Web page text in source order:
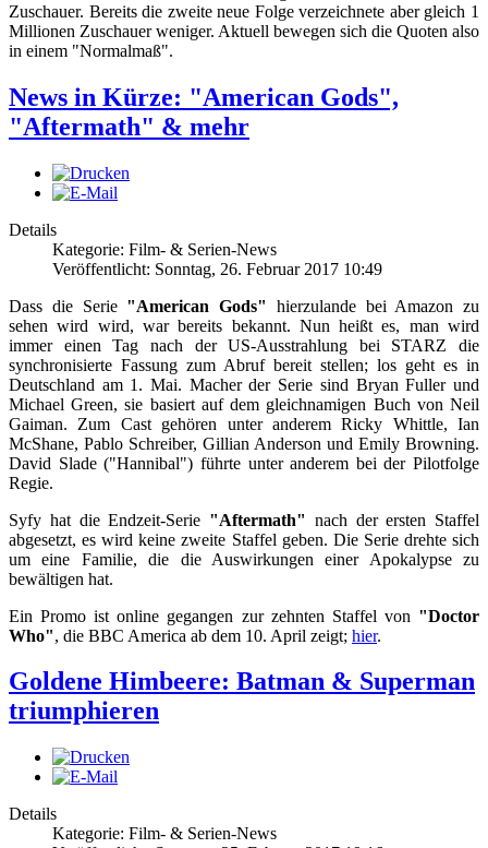
Zuschauer. Bereits die zweite neue Folge verzeichnete aber gleich 1
Millionen Zuschauer weniger. Aktuell bewegen sich die Quoten also
in einem "Normalmaß".
News in Kürze: "American Gods",
"Aftermath" & mehr
Details
Kategorie: Film- & Serien-News
Veröffentlicht: Sonntag, 26. Februar 2017 10:49
Dass die Serie "American Gods"
hierzulande bei Amazon zu
sehen wird wird, war bereits bekannt. Nun heißt es, man wird
immer einen Tag nach der US-Ausstrahlung bei STARZ die
synchronisierte Fassung zum Abruf bereit stellen; los geht es in
Deutschland am 1. Mai. Macher der Serie sind Bryan Fuller und
Michael Green, sie basiert auf dem gleichnamigen Buch von Neil
Gaiman. Zum Cast gehören unter anderem Ricky Whittle, Ian
McShane, Pablo Schreiber, Gillian Anderson und Emily Browning.
David Slade ("Hannibal") führte unter anderem bei der Pilotfolge
Regie.
Syfy hat die Endzeit-Serie "Aftermath" nach der ersten Staffel
abgesetzt, es wird keine zweite Staffel geben. Die Serie drehte sich
um eine Familie, die die Auswirkungen einer Apokalypse zu
bewältigen hat.
Ein Promo ist online gegangen zur zehnten Staffel von "Doctor
Who", die BBC America ab dem 10. April zeigt; hier.
Goldene Himbeere: Batman & Superman
triumphieren
Details
Kategorie: Film- & Serien-News